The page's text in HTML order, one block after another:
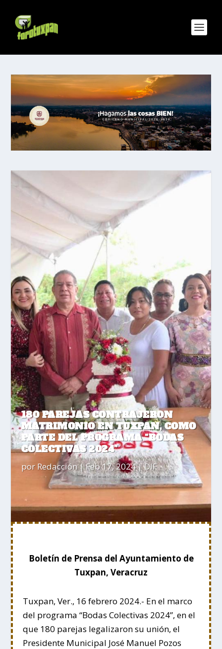
180 PAREJAS CONTRAJERON
MATRIMONIO EN TUXPAN, COMO
PARTE DEL PROGRAMA “BODAS
COLECTIVAS 2024”
porRedacción|Feb 17, 2024|DIF
Boletín de Prensa del Ayuntamiento de
Tuxpan, Veracruz
Tuxpan, Ver., 16 febrero 2024.- En el marco
del programa “Bodas Colectivas 2024”, en el
que 180 parejas legalizaron su unión, el
Presidente Municipal José Manuel Pozos